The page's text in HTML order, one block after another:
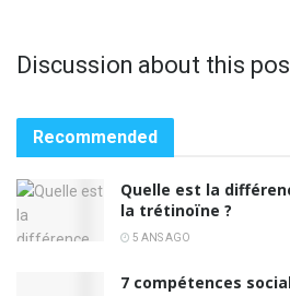
Discussion about this
Recommended
Quelle est la
la trétinoïne ?
5 ANS AGO
7 compétences